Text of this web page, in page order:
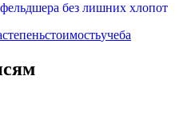
без лишних хлопот
степеньстоимостьучеба